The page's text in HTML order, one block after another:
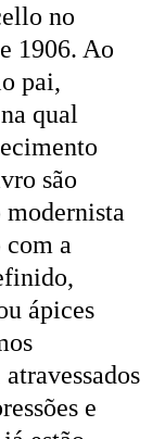
no
1906. Ao
pai,
qual
são
a
ápices
e